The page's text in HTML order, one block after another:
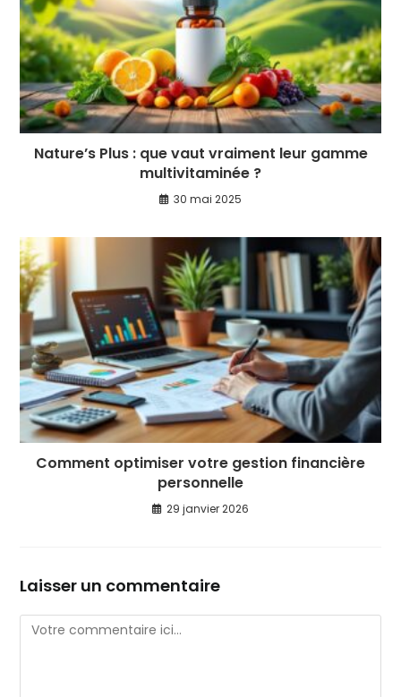
Nature’s Plus : que vaut vraiment leur gamme
multivitaminée ?
30 mai 2025
Comment optimiser votre gestion financière
personnelle
29 janvier 2026
Laisser un commentaire